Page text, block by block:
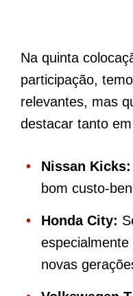
Na quinta
participação,
relevantes, mas
destacar tanto
Nissan Kicks:
bom custo-
Honda City:
novas